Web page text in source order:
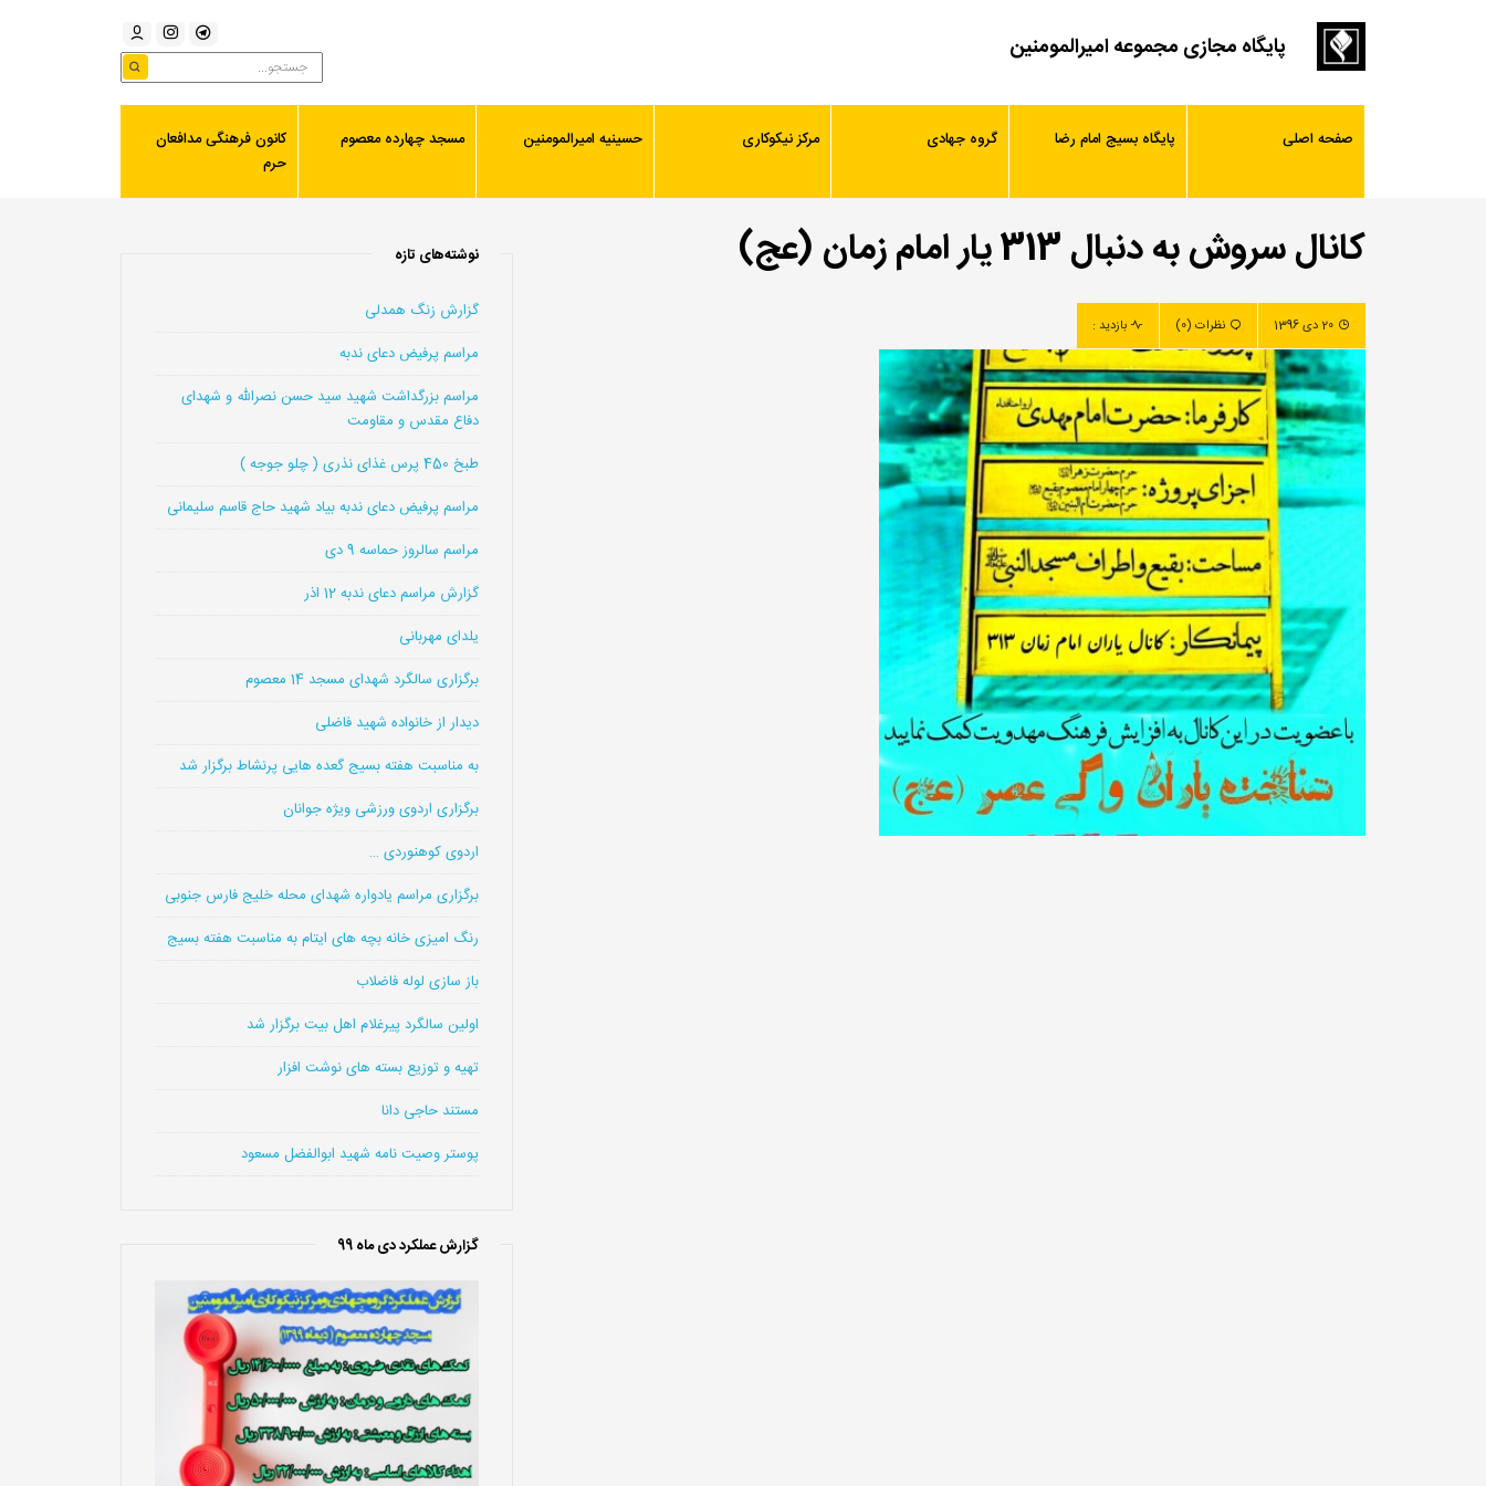
پایگاه مجازی مجموعه امیرالمومنین
صفحه اصلی پایگاه بسیج امام رضا گروه جهادی مرکز نیکوکاری حسینیه امیرالمومنین مسجد چهارده معصوم
کانون فرهنگی مدافعان
حرم
کانال سروش به دنبال 313 یار امام زمان (عج)
20 دی 1396 نظرات (0) بازدید :
نوشته‌های تازه
گزارش زنگ همدلی
مراسم پرفیض دعای ندبه
مراسم بزرگداشت شهید سید حسن نصرالله و شهدای
دفاع مقدس و مقاومت
طبخ 450 پرس غذای نذری ( چلو جوجه )
مراسم پرفیض دعای ندبه بیاد شهید حاج قاسم سلیمانی
مراسم سالروز حماسه 9 دی
گزارش مراسم دعای ندبه 12 اذر
یلدای مهربانی
برگزاری سالگرد شهدای مسجد 14 معصوم
دیدار از خانواده شهید فاضلی
به مناسبت هفته بسیج گعده هایی پرنشاط برگزار شد
برگزاری اردوی ورزشی ویژه جوانان
اردوی کوهنوردی …
برگزاری مراسم یادواره شهدای محله خلیج فارس جنوبی
رنگ امیزی خانه بچه های ایتام به مناسبت هفته بسیج
باز سازی لوله فاضلاب
اولین سالگرد پیرغلام اهل بیت برگزار شد
تهیه و توزیع بسته های نوشت افزار
مستند حاجی دانا
پوستر وصیت نامه شهید ابوالفضل مسعود
گزارش عملکرد دی ماه 99